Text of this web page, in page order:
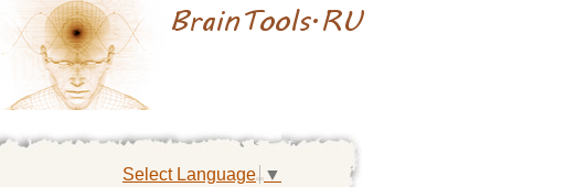
Select Language ▼